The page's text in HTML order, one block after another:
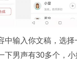
中输入你文稿，选
下男声有30多个，